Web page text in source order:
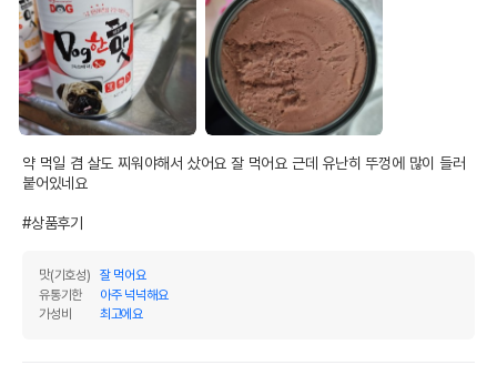
약 먹일 겸 살도 찌워야해서 샀어요 잘 먹어요 근데 유난히 뚜껑에 많이 들러
붙어있네요
#상품후기
맛(기호성)
잘 먹어요
유통기한
아주 넉넉해요
가성비
최고에요